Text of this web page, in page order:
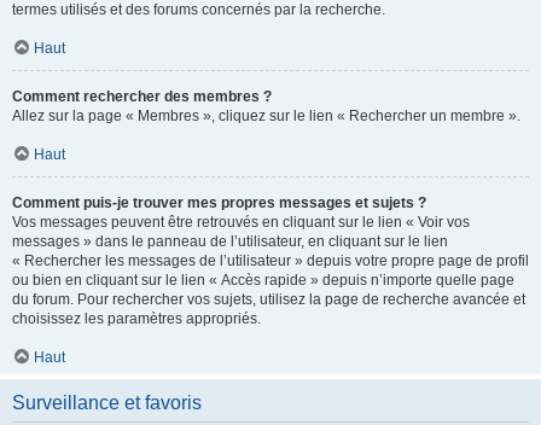
termes utilisés et des forums concernés par la recherche.
Haut
Comment rechercher des membres ?
Allez sur la page « Membres », cliquez sur le lien « Rechercher un membre ».
Haut
Comment puis-je trouver mes propres messages et sujets ?
Vos messages peuvent être retrouvés en cliquant sur le lien « Voir vos
messages » dans le panneau de l’utilisateur, en cliquant sur le lien
« Rechercher les messages de l’utilisateur » depuis votre propre page de profil
ou bien en cliquant sur le lien « Accès rapide » depuis n’importe quelle page
du forum. Pour rechercher vos sujets, utilisez la page de recherche avancée et
choisissez les paramètres appropriés.
Haut
Surveillance et favoris